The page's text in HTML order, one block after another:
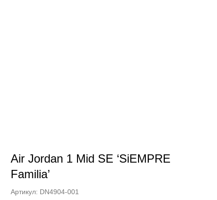
Air Jordan 1 Mid SE ‘SiEMPRE
Familia’
Артикул: DN4904-001